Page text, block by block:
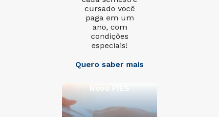
cursado você
paga em um
ano, com
condições
especiais!
Quero saber mais
Novo FIES